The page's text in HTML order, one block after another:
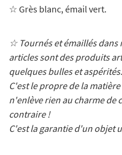
☆ Grès blanc, émail vert.
☆ Tournés et émaillés dans
articles sont des produits
quelques bulles et aspérités.
C'est le propre de la
n'enlève rien au charme de
contraire !
C'est la garantie d'un objet